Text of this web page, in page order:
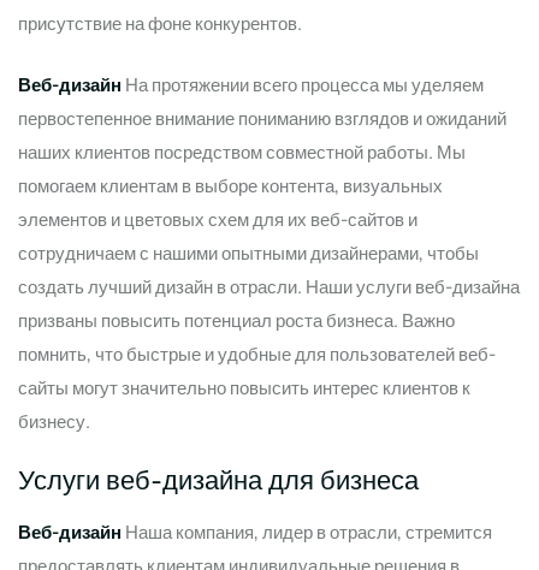
присутствие на фоне конкурентов.
Веб-дизайн На протяжении всего процесса мы уделяем
первостепенное внимание пониманию взглядов и ожиданий
наших клиентов посредством совместной работы. Мы
помогаем клиентам в выборе контента, визуальных
элементов и цветовых схем для их веб-сайтов и
сотрудничаем с нашими опытными дизайнерами, чтобы
создать лучший дизайн в отрасли. Наши услуги веб-дизайна
призваны повысить потенциал роста бизнеса. Важно
помнить, что быстрые и удобные для пользователей веб-
сайты могут значительно повысить интерес клиентов к
бизнесу.
Услуги веб-дизайна для бизнеса
Веб-дизайн Наша компания, лидер в отрасли, стремится